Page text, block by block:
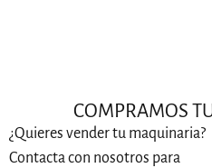
COMPRAMOS
¿Quieres vender tu maquinaria?
Contacta con nosotros para